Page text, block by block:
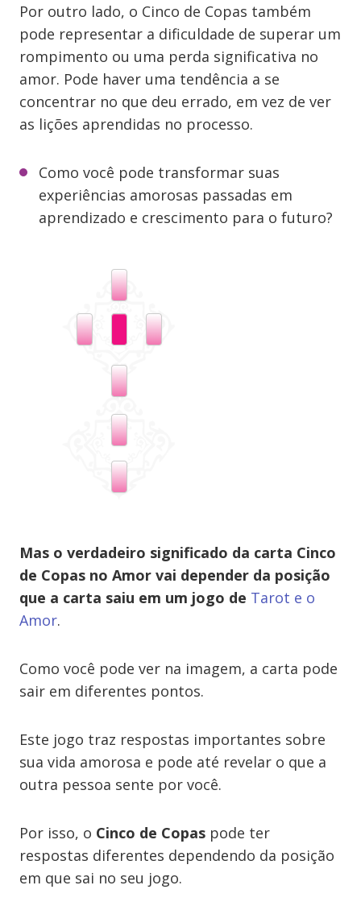
Por outro lado, o Cinco de Copas também
pode representar a dificuldade de superar um
rompimento ou uma perda significativa no
amor. Pode haver uma tendência a se
concentrar no que deu errado, em vez de ver
as lições aprendidas no processo.
Como você pode transformar suas
experiências amorosas passadas em
aprendizado e crescimento para o futuro?
Mas o verdadeiro significado da carta Cinco
de Copas no Amor vai depender da posição
que a carta saiu em um jogo de Tarot e o
Amor.
Como você pode ver na imagem, a carta pode
sair em diferentes pontos.
Este jogo traz respostas importantes sobre
sua vida amorosa e pode até revelar o que a
outra pessoa sente por você.
Por isso, o Cinco de Copas pode ter
respostas diferentes dependendo da posição
em que sai no seu jogo.